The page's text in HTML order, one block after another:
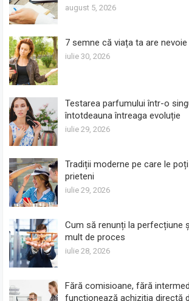
august 5, 2026
7 semne că viața ta are
iulie 30, 2026
Testarea parfumului într-o
întotdeauna întreaga evoluție
iulie 29, 2026
Tradiții moderne pe care le
prieteni
iulie 29, 2026
Cum să renunți la perfecțiune
mult de proces
iulie 28, 2026
Fără comisioane, fără
funcționează achiziția directă